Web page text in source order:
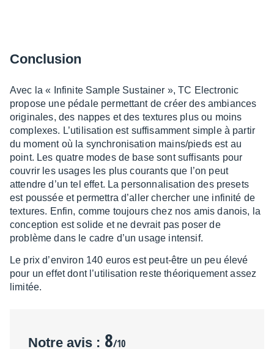
Conclu­sion
Avec la « Infi­nite Sample Sustai­ner », TC Elec­tro­nic
propose une pédale permet­tant de créer des ambiances
origi­nales, des nappes et des textures plus ou moins
complexes. L’uti­li­sa­tion est suffi­sam­ment simple à partir
du moment où la synchro­ni­sa­tion mains/pieds est au
point. Les quatre modes de base sont suffi­sants pour
couvrir les usages les plus courants que l’on peut
attendre d’un tel effet. La person­na­li­sa­tion des presets
est pous­sée et permet­tra d’al­ler cher­cher une infi­nité de
textures. Enfin, comme toujours chez nos amis danois, la
concep­tion est solide et ne devrait pas poser de
problème dans le cadre d’un usage inten­sif.
Le prix d’en­vi­ron 140 euros est peut-être un peu élevé
pour un effet dont l’uti­li­sa­tion reste théo­rique­ment assez
limi­tée.
Notre avis : 8/10